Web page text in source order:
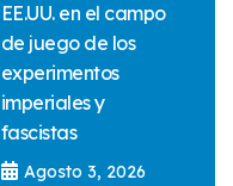
EE.UU. en el campo
de juego de los
experimentos
imperiales y
fascistas
Agosto 3, 2026